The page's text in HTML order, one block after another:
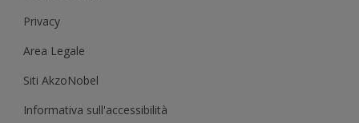
Privacy
Area Legale
Siti AkzoNobel
Informativa sull'accessibilità